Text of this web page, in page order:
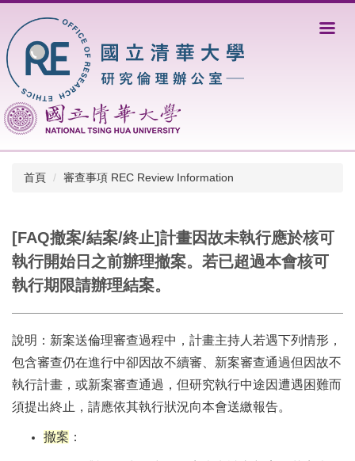
到
主
要
內
區
首頁 審查事項 REC Review Information
[FAQ撤案/結案/終止]計畫因故未執行應於核可
執行開始日之前辦理撤案。若已超過本會核可
執行期限請辦理結案。
說明： 新案送倫理審查過程中，計畫主持人若遇下列情形，
包含審查仍在進行中卻因故不續審、新案審查通過但因故不
執行計畫，或新案審查通過，但研究執行中途因遭遇困難而
須提出終止，請應依其執行狀況向本會送繳報告。
撤案 ：